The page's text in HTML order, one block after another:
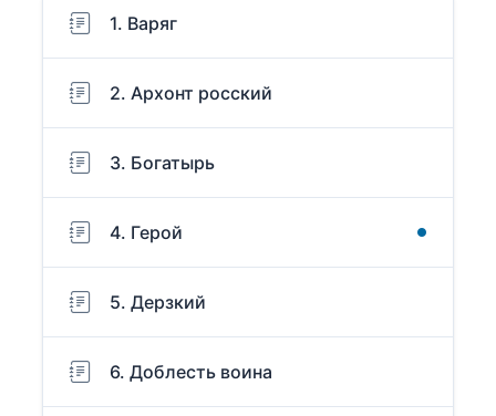
1. Варяг
2. Архонт росский
3. Богатырь
4. Герой
5. Дерзкий
6. Доблесть воина